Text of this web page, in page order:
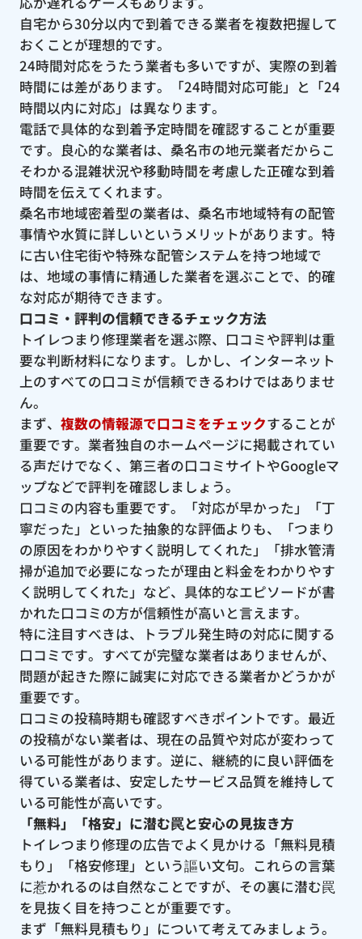
自宅から30分以内で到着できる業者を複数把握して
おくことが理想的です。
24時間対応をうたう業者も多いですが、実際の到着
時間には差があります。「24時間対応可能」と「24
時間以内に対応」は異なります。
電話で具体的な到着予定時間を確認することが重要
です。良心的な業者は、桑名市の地元業者だからこ
そわかる混雑状況や移動時間を考慮した正確な到着
時間を伝えてくれます。
桑名市地域密着型の業者は、桑名市地域特有の配管
事情や水質に詳しいというメリットがあります。特
に古い住宅街や特殊な配管システムを持つ地域で
は、地域の事情に精通した業者を選ぶことで、的確
な対応が期待できます。
口コミ・評判の信頼できるチェック方法
トイレつまり修理業者を選ぶ際、口コミや評判は重
要な判断材料になります。しかし、インターネット
上のすべての口コミが信頼できるわけではありませ
ん。
まず、 複数の情報源で口コミをチェックすることが
重要です。業者独自のホームページに掲載されてい
る声だけでなく、第三者の口コミサイトやGoogleマ
ップなどで評判を確認しましょう。
口コミの内容も重要です。「対応が早かった」「丁
寧だった」といった抽象的な評価よりも、「つまり
の原因をわかりやすく説明してくれた」「排水管清
掃が追加で必要になったが理由と料金をわかりやす
く説明してくれた」など、具体的なエピソードが書
かれた口コミの方が信頼性が高いと言えます。
特に注目すべきは、トラブル発生時の対応に関する
口コミです。すべてが完璧な業者はありませんが、
問題が起きた際に誠実に対応できる業者かどうかが
重要です。
口コミの投稿時期も確認すべきポイントです。最近
の投稿がない業者は、現在の品質や対応が変わって
いる可能性があります。逆に、継続的に良い評価を
得ている業者は、安定したサービス品質を維持して
いる可能性が高いです。
「無料」「格安」に潜む罠と安心の見抜き方
トイレつまり修理の広告でよく見かける「無料見積
もり」「格安修理」という謳い文句。これらの言葉
に惹かれるのは自然なことですが、その裏に潜む罠
を見抜く目を持つことが重要です。
まず「無料見積もり」について考えてみましょう。